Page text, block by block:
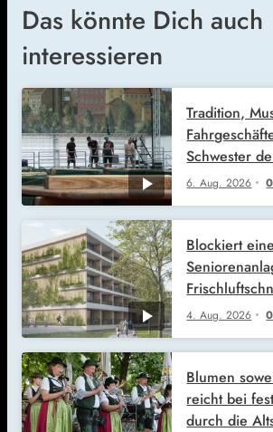
Das könnte Dich auch
interessieren
6. Aug. 2026
Tradition,
Schwester
4. Aug. 2026
Blockiert
Blumen
reicht bei
durch die